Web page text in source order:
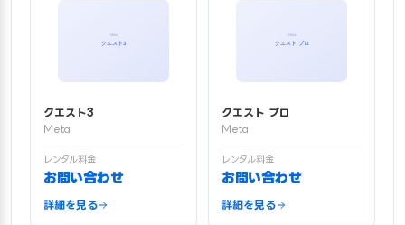
クエスト3
Meta
レンタル料金
お問い合わせ
詳細を見る
クエスト プロ
Meta
レンタル料金
お問い合わせ
詳細を見る